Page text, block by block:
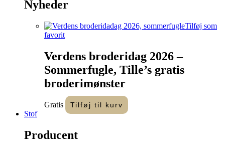
Nyheder
Tilføj som
favorit
Verdens broderidag 2026 –
Sommerfugle, Tille’s gratis
broderimønster
Gratis Tilføj til kurv
Stof
Producent